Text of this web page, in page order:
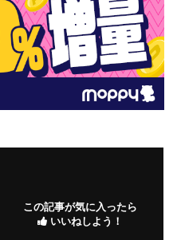
この記事が気に入ったら
いいねしよう！